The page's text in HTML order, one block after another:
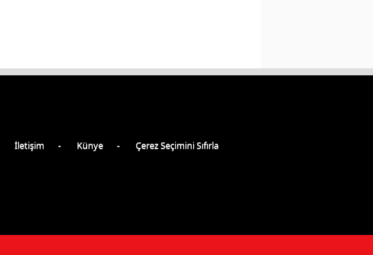
İletişim Künye Çerez Seçimini Sıfırla